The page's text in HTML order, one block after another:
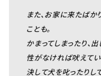
また、お家に来たば
ことも。
かまってしまったり、
性がなければ吠えてい
決して犬を叱ったり